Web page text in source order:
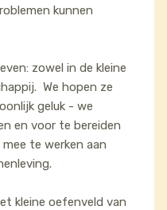
kunnen
zowel in de kleine
We hopen ze
geluk - we
en voor te bereiden
mee te werken aan
kleine oefenveld van